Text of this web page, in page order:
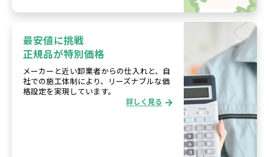
最安値に挑戦
正規品が特別価格
メーカーと近い卸業者からの仕入れと、自
社での施工体制により、リーズナブルな価
格設定を実現しています。
詳しく見る